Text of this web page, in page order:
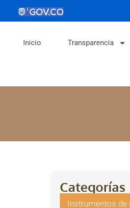
Inicio Transparencia
Categorías
Instrumentos de